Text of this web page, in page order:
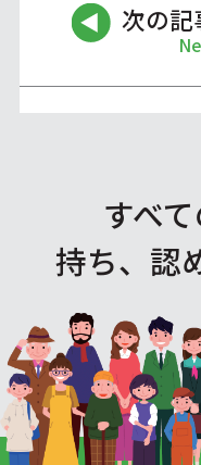
次の記
すべ
持ち、認